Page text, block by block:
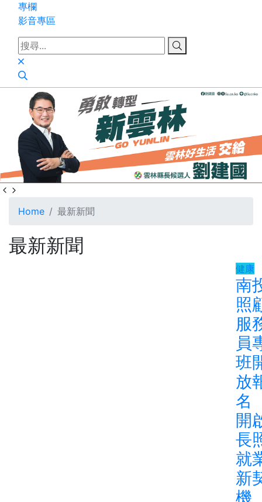
專欄
影音專區
Home 最新新聞
最新新聞
健康
南
照
服
員
班
放
開
長
就
新
機